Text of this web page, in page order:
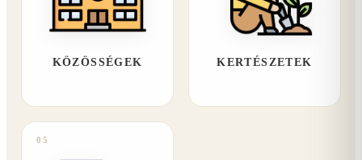
KÖZÖSSÉGEK KERTÉSZETEK
05